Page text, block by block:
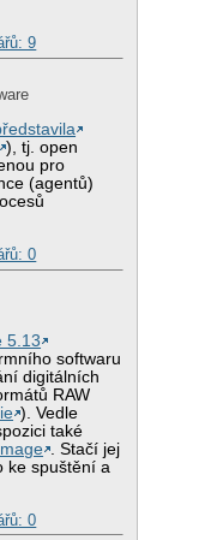
9
), tj. open
pro
(agentů)
0
5.13
softwaru
digitálních
RAW
). Vedle
také
. Stačí jej
ke spuštění a
0